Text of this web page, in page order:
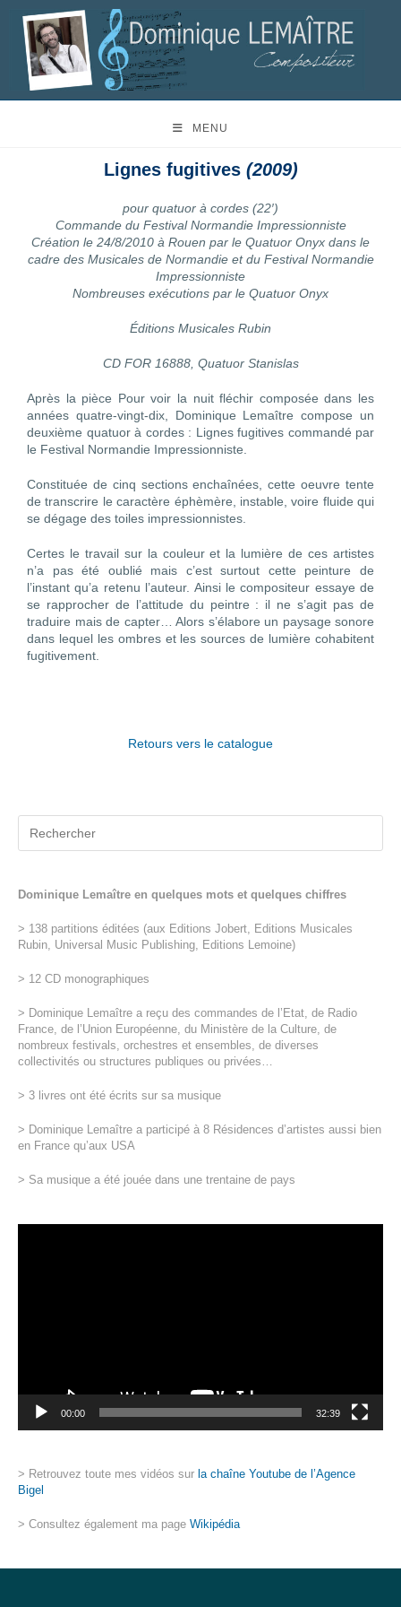
MENU
Lignes fugitives (2009)
pour quatuor à cordes (22′)
Commande du Festival Normandie Impressionniste
Création le 24/8/2010 à Rouen par le Quatuor Onyx dans le
cadre des Musicales de Normandie et du Festival Normandie
Impressionniste
Nombreuses exécutions par le Quatuor Onyx
Éditions Musicales Rubin
CD FOR 16888, Quatuor Stanislas
Après la pièce Pour voir la nuit fléchir composée dans les
années quatre-vingt-dix, Dominique Lemaître compose un
deuxième quatuor à cordes : Lignes fugitives commandé par
le Festival Normandie Impressionniste.
Constituée de cinq sections enchaînées, cette oeuvre tente
de transcrire le caractère éphèmère, instable, voire fluide qui
se dégage des toiles impressionnistes.
Certes le travail sur la couleur et la lumière de ces artistes
n’a pas été oublié mais c’est surtout cette peinture de
l’instant qu’a retenu l’auteur. Ainsi le compositeur essaye de
se rapprocher de l’attitude du peintre : il ne s’agit pas de
traduire mais de capter… Alors s’élabore un paysage sonore
dans lequel les ombres et les sources de lumière cohabitent
fugitivement.
Retours vers le catalogue
Dominique Lemaître en quelques mots et quelques chiffres
> 138 partitions éditées (aux Editions Jobert, Editions Musicales
Rubin, Universal Music Publishing, Editions Lemoine)
> 12 CD monographiques
> Dominique Lemaître a reçu des commandes de l’Etat, de Radio
France, de l’Union Européenne, du Ministère de la Culture, de
nombreux festivals, orchestres et ensembles, de diverses
collectivités ou structures publiques ou privées…
> 3 livres ont été écrits sur sa musique
> Dominique Lemaître a participé à 8 Résidences d’artistes aussi bien
en France qu’aux USA
> Sa musique a été jouée dans une trentaine de pays
00:00 32:39
> Retrouvez toute mes vidéos sur la chaîne Youtube de l’Agence
Bigel
> Consultez également ma page Wikipédia